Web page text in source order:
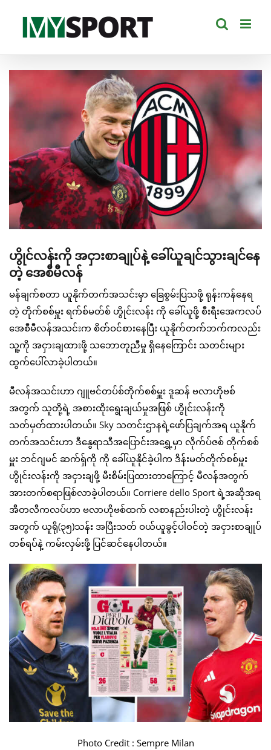
content
Larger
Image
ဟွိုင်လန်းကို အငှားစာချုပ်နဲ့ ခေါ်ယူချင်သွားချင်နေ
တဲ့ အေစီမီလန်
မန်ချက်စတာ ယူနိုက်တက်အသင်းမှာ ခြေစွမ်းပြသဖို့ ရုန်းကန်နေရ
တဲ့ တိုက်စစ်မှူး ရက်စ်မတ်စ် ဟွိုင်းလန်း ကို ခေါ်ယူဖို့ စီးရီးအေကလပ်
အေစီမီလန်အသင်းက စိတ်ဝင်စားနေပြီး ယူနိုက်တက်ဘက်ကလည်း
သူ့ကို အငှားချထားဖို့ သဘောတူညီမှု ရှိနေကြောင်း သတင်းများ
ထွက်ပေါ်လာခဲ့ပါတယ်။
မီလန်အသင်းဟာ ဂျူဗင်တပ်စ်တိုက်စစ်မှူး ဒူဆန် ဗလာဟိုဗစ်
အတွက် သူတို့ရဲ့ အစားထိုးရွေးချယ်မှုအဖြစ် ဟွိုင်းလန်းကို
သတ်မှတ်ထားပါတယ်။ Sky သတင်းဌာနရဲ့ဖော်ပြချက်အရ ယူနိုက်
တက်အသင်းဟာ ဒီနွေရာသီအပြောင်းအရွှေ့မှာ လိုက်ပ်ဇစ် တိုက်စစ်
မှူး ဘင်ဂျမင် ဆက်ရှ်ကို ကို ခေါ်ယူနိုင်ခဲ့ပါက ဒိန်းမတ်တိုက်စစ်မှူး
ဟွိုင်းလန်းကို အငှားချဖို့ မီးစိမ်းပြထားတာကြောင့် မီလန်အတွက်
အားတက်စရာဖြစ်လာခဲ့ပါတယ်။ Corriere dello Sport ရဲ့အဆိုအရ
အီတလီကလပ်ဟာ ဗလာဟိုဗစ်ထက် လစာနည်းပါးတဲ့ ဟွိုင်းလန်း
အတွက် ယူရို(၃၅)သန်း အပြီးသတ် ဝယ်ယူခွင့်ပါဝင်တဲ့ အငှားစာချုပ်
တစ်ရပ်နဲ့ ကမ်းလှမ်းဖို့ ပြင်ဆင်နေပါတယ်။
Photo Credit : Sempre Milan